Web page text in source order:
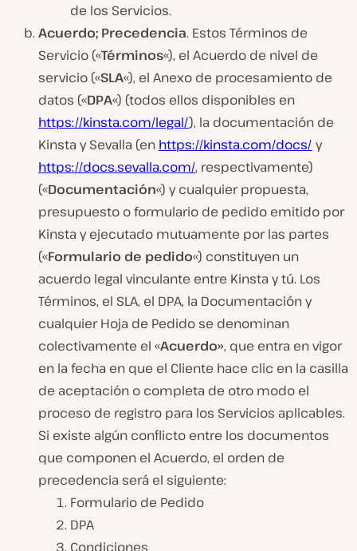
de los Servicios.
Acuerdo; Precedencia. Estos Términos de
Servicio («Términos«), el Acuerdo de nivel de
servicio («SLA«), el Anexo de procesamiento de
datos («DPA«) (todos ellos disponibles en
https://kinsta.com/legal/), la documentación de
Kinsta y Sevalla (en https://kinsta.com/docs/ y
https://docs.sevalla.com/, respectivamente)
(«Documentación«) y cualquier propuesta,
presupuesto o formulario de pedido emitido por
Kinsta y ejecutado mutuamente por las partes
(«Formulario de pedido«) constituyen un
acuerdo legal vinculante entre Kinsta y tú. Los
Términos, el SLA, el DPA, la Documentación y
cualquier Hoja de Pedido se denominan
colectivamente el «Acuerdo», que entra en vigor
en la fecha en que el Cliente hace clic en la casilla
de aceptación o completa de otro modo el
proceso de registro para los Servicios aplicables.
Si existe algún conflicto entre los documentos
que componen el Acuerdo, el orden de
precedencia será el siguiente:
Formulario de Pedido
DPA
Condiciones